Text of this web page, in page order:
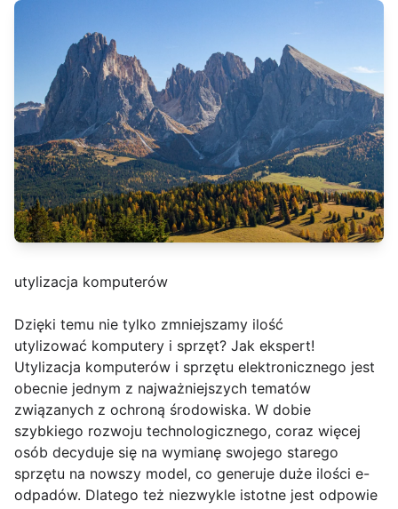
utylizacja komputerów
Dzięki temu nie tylko zmniejszamy ilość
utylizować komputery i sprzęt? Jak ekspert!
Utylizacja komputerów i sprzętu elektronicznego jest
obecnie jednym z najważniejszych tematów
związanych z ochroną środowiska. W dobie
szybkiego rozwoju technologicznego, coraz więcej
osób decyduje się na wymianę swojego starego
sprzętu na nowszy model, co generuje duże ilości e-
odpadów. Dlatego też niezwykle istotne jest odpowie